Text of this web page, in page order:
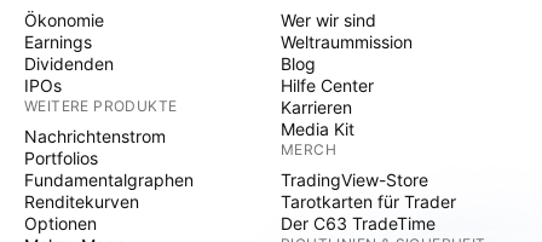
Ökonomie
Earnings
Dividenden
IPOs
WEITERE PRODUKTE
Nachrichtenstrom
Portfolios
Fundamentalgraphen
Renditekurven
Optionen
Wer wir sind
Weltraummission
Blog
Hilfe Center
Karrieren
Media Kit
MERCH
TradingView-Store
Tarotkarten für Trader
Der C63 TradeTime